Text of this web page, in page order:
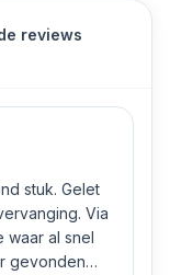
reviews
stuk. Gelet
Via
waar al snel
gevonden